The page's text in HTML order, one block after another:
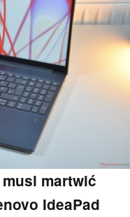
martwić
IdeaPad